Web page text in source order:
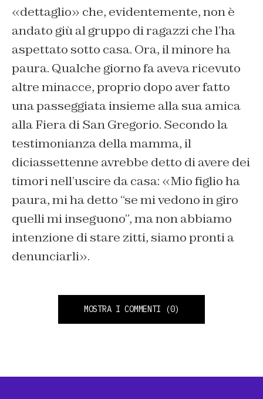
«dettaglio» che, evidentemente, non è
andato giù al gruppo di ragazzi che l’ha
aspettato sotto casa. Ora, il minore ha
paura. Qualche giorno fa aveva ricevuto
altre minacce, proprio dopo aver fatto
una passeggiata insieme alla sua amica
alla Fiera di San Gregorio. Secondo la
testimonianza della mamma, il
diciassettenne avrebbe detto di avere dei
timori nell’uscire da casa: «Mio figlio ha
paura, mi ha detto “se mi vedono in giro
quelli mi inseguono”, ma non abbiamo
intenzione di stare zitti, siamo pronti a
denunciarli».
MOSTRA I COMMENTI (0)